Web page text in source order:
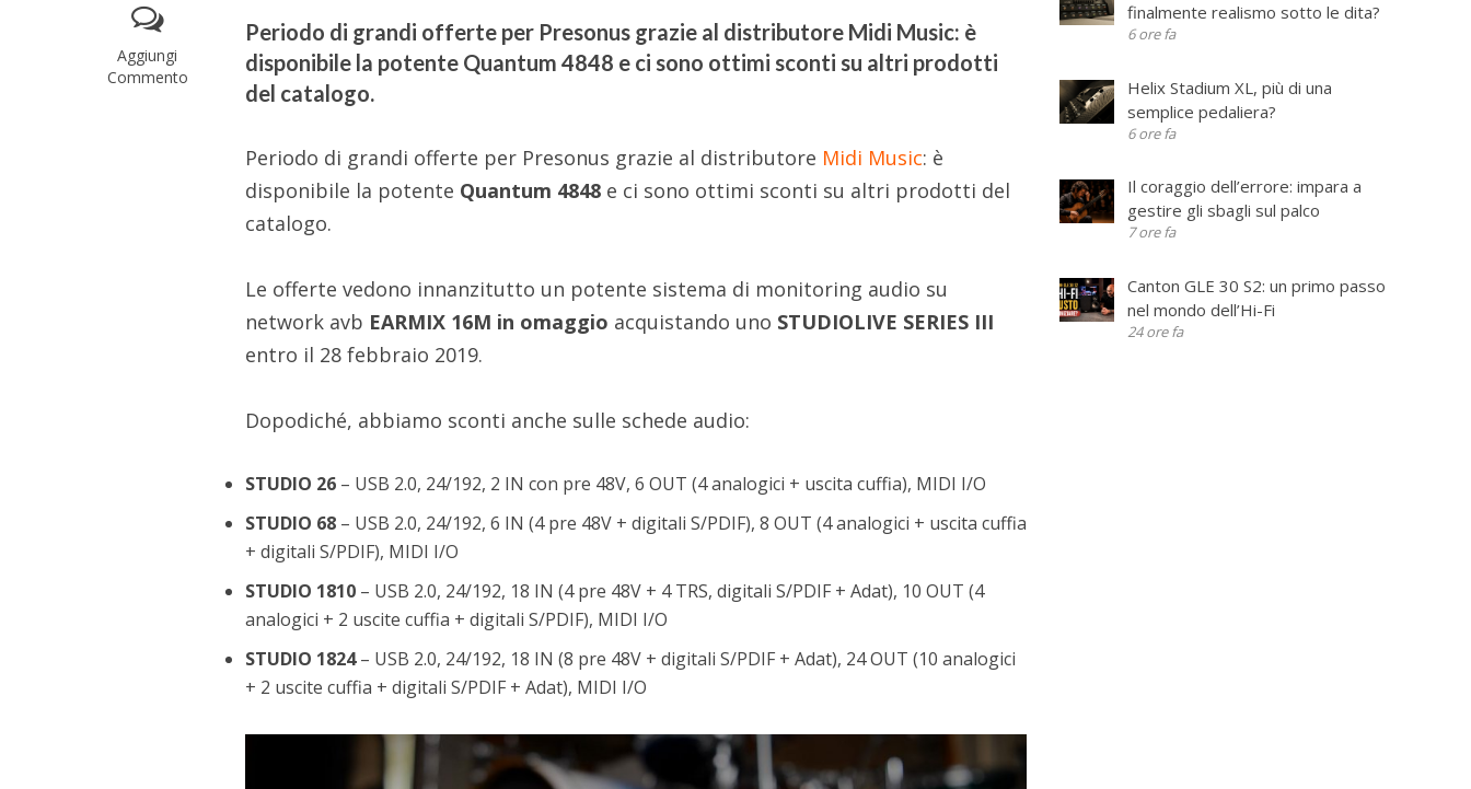
Aggiungi
Commento
Periodo di grandi offerte per Presonus grazie al distributore Midi Music: è
disponibile la potente Quantum 4848 e ci sono ottimi sconti su altri prodotti
del catalogo.
Periodo di grandi offerte per Presonus grazie al distributore Midi Music: è
disponibile la potente Quantum 4848 e ci sono ottimi sconti su altri prodotti del
catalogo.
Le offerte vedono innanzitutto un potente sistema di monitoring audio su
network avb EARMIX 16M in omaggio acquistando uno STUDIOLIVE SERIES III
entro il 28 febbraio 2019.
Dopodiché, abbiamo sconti anche sulle schede audio:
STUDIO 26 – USB 2.0, 24/192, 2 IN con pre 48V, 6 OUT (4 analogici + uscita cuffia), MIDI I/O
STUDIO 68 – USB 2.0, 24/192, 6 IN (4 pre 48V + digitali S/PDIF), 8 OUT (4 analogici + uscita cuffia
+ digitali S/PDIF), MIDI I/O
STUDIO 1810 – USB 2.0, 24/192, 18 IN (4 pre 48V + 4 TRS, digitali S/PDIF + Adat), 10 OUT (4
analogici + 2 uscite cuffia + digitali S/PDIF), MIDI I/O
STUDIO 1824– USB 2.0, 24/192, 18 IN (8 pre 48V + digitali S/PDIF + Adat), 24 OUT (10 analogici
+ 2 uscite cuffia + digitali S/PDIF + Adat), MIDI I/O
finalmente realismo sotto le dita?
6 ore fa
Helix Stadium XL, più di una
semplice pedaliera?
6 ore fa
Il coraggio dell’errore: impara a
gestire gli sbagli sul palco
7 ore fa
Canton GLE 30 S2: un primo passo
nel mondo dell’Hi-Fi
24 ore fa